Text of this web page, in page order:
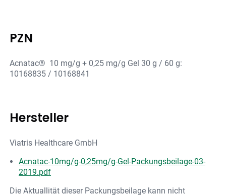
PZN
Acnatac® 10 mg/g + 0,25 mg/g Gel 30 g / 60 g:
10168835 / 10168841
Hersteller
Viatris Healthcare GmbH
Acnatac-10mg/g-0,25mg/g-Gel-Packungsbeilage-03-
2019.pdf
Die Aktuallität dieser Packungsbeilage kann nicht